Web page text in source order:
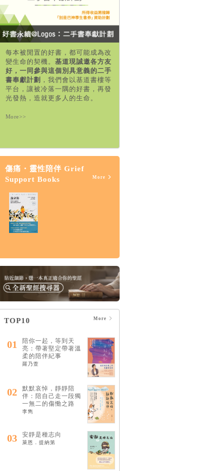
每本被閒置的好書，都可能成為改
變生命的契機。 基道現誠邀各方友
好，一同參與這個別具意義的二手
書奉獻計劃 ，我們會以基道書樓等
平台，讓被冷落一隅的好書，再發
光發熱，造就更多人的生命。
More>>
傷痛・靈性陪伴 Grief
Support Books
More
療癒的情緒、靈性與
心理旅程（20週年經
典新譯版）
HK$160 $168
TOP10 More
01
陪你一起，等到天
亮：帶著堅定帶著溫
柔的陪伴紀事
羅乃萱
02
默默哀悼，靜靜陪
伴：陪自己走一段獨
一無二的傷慟之路
李雋
03 安靜是種志向
萊恩．提納第